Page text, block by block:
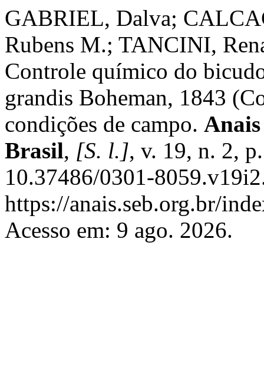
GABRIEL, Dalva;
Rubens M.; TANCINI,
Controle químico do
grandis Boheman, 1843
condições de campo.
Brasil, [S. l.], v. 19, n. 2,
10.37486/0301-
https://anais.seb.org.br/
Acesso em: 9 ago. 2026.